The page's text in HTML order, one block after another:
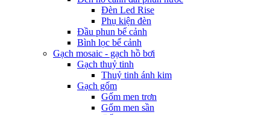
Đèn Led Rise
Phụ kiện đèn
Đầu phun bể cảnh
Bình lọc bể cảnh
Gạch mosaic - gạch hồ bơi
Gạch thuỷ tinh
Thuỷ tinh ánh kim
Gạch gốm
Gốm men trơn
Gốm men sần